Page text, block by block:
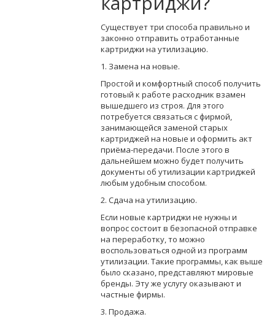
Существует три способа правильно и
законно отправить отработанные
картриджи на утилизацию.
1. Замена на новые.
Простой и комфортный способ получить
готовый к работе расходник взамен
вышедшего из строя. Для этого
потребуется связаться с фирмой,
занимающейся заменой старых
картриджей на новые и оформить акт
приёма-передачи. После этого в
дальнейшем можно будет получить
документы об утилизации картриджей
любым удобным способом.
2. Сдача на утилизацию.
Если новые картриджи не нужны и
вопрос состоит в безопасной отправке
на переработку, то можно
воспользоваться одной из программ
утилизации. Такие программы, как выше
было сказано, представляют мировые
бренды. Эту же услугу оказывают и
частные фирмы.
3. Продажа.